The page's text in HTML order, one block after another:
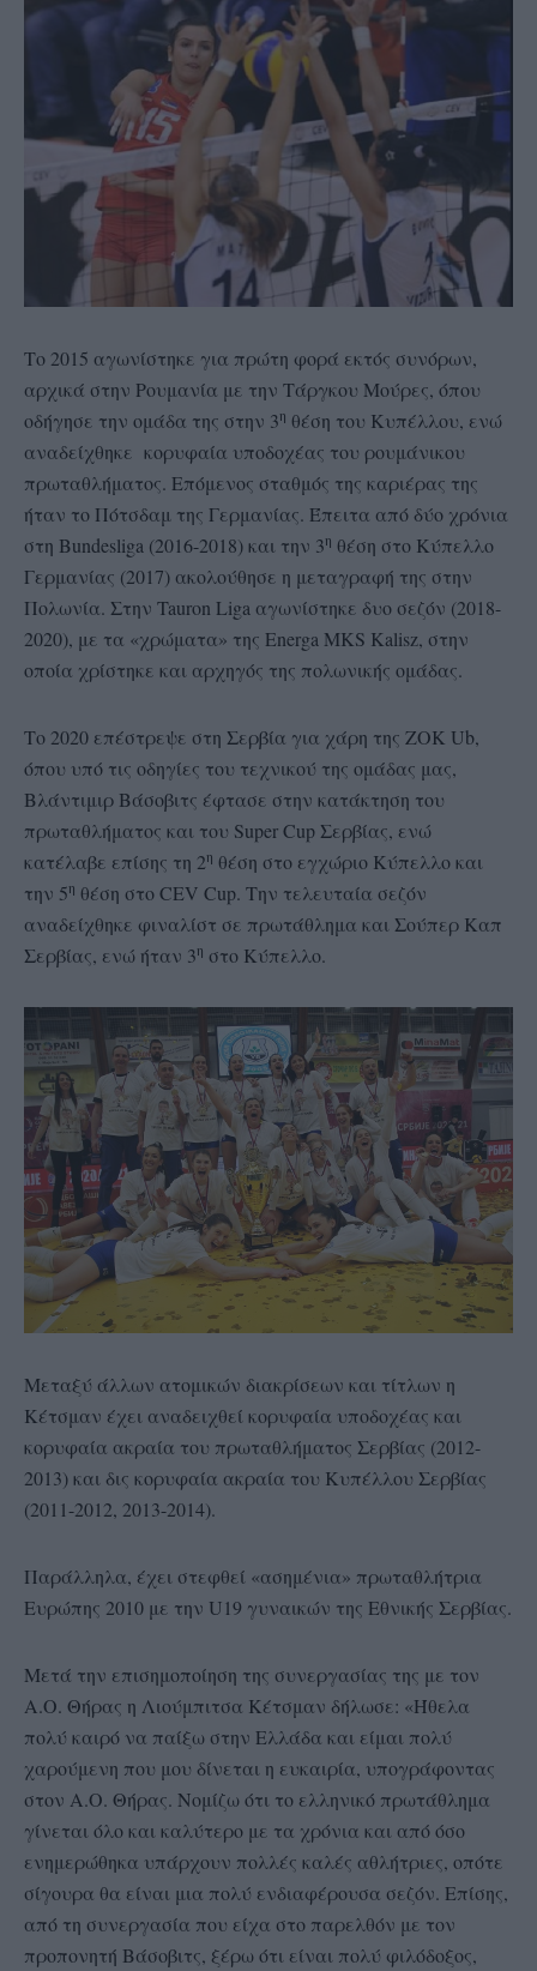
Το 2015 αγωνίστηκε για πρώτη φορά εκτός συνόρων,
αρχικά στην Ρουμανία με την Τάργκου Μούρες, όπου
οδήγησε την ομάδα της στην 3η θέση του Κυπέλλου, ενώ
αναδείχθηκε κορυφαία υποδοχέας του ρουμάνικου
πρωταθλήματος. Επόμενος σταθμός της καριέρας της
ήταν το Πότσδαμ της Γερμανίας. Έπειτα από δύο χρόνια
στη Bundesliga (2016-2018) και την 3η θέση στο Κύπελλο
Γερμανίας (2017) ακολούθησε η μεταγραφή της στην
Πολωνία. Στην Tauron Liga αγωνίστηκε δυο σεζόν (2018-
2020), με τα «χρώματα» της Energa MKS Kalisz, στην
οποία χρίστηκε και αρχηγός της πολωνικής ομάδας.
Το 2020 επέστρεψε στη Σερβία για χάρη της ΖOK Ub,
όπου υπό τις οδηγίες του τεχνικού της ομάδας μας,
Βλάντιμιρ Βάσοβιτς έφτασε στην κατάκτηση του
πρωταθλήματος και του Super Cup Σερβίας, ενώ
κατέλαβε επίσης τη 2η θέση στο εγχώριο Κύπελλο και
την 5η θέση στο CEV Cup. Την τελευταία σεζόν
αναδείχθηκε φιναλίστ σε πρωτάθλημα και Σούπερ Καπ
Σερβίας, ενώ ήταν 3η στο Κύπελλο.
Μεταξύ άλλων ατομικών διακρίσεων και τίτλων η
Κέτσμαν έχει αναδειχθεί κορυφαία υποδοχέας και
κορυφαία ακραία του πρωταθλήματος Σερβίας (2012-
2013) και δις κορυφαία ακραία του Κυπέλλου Σερβίας
(2011-2012, 2013-2014).
Παράλληλα, έχει στεφθεί «ασημένια» πρωταθλήτρια
Ευρώπης 2010 με την U19 γυναικών της Εθνικής Σερβίας.
Μετά την επισημοποίηση της συνεργασίας της με τον
Α.Ο. Θήρας η Λιούμπιτσα Κέτσμαν δήλωσε: «Ήθελα
πολύ καιρό να παίξω στην Ελλάδα και είμαι πολύ
χαρούμενη που μου δίνεται η ευκαιρία, υπογράφοντας
στον Α.Ο. Θήρας. Νομίζω ότι το ελληνικό πρωτάθλημα
γίνεται όλο και καλύτερο με τα χρόνια και από όσο
ενημερώθηκα υπάρχουν πολλές καλές αθλήτριες, οπότε
σίγουρα θα είναι μια πολύ ενδιαφέρουσα σεζόν. Επίσης,
από τη συνεργασία που είχα στο παρελθόν με τον
προπονητή Βάσοβιτς, ξέρω ότι είναι πολύ φιλόδοξος,